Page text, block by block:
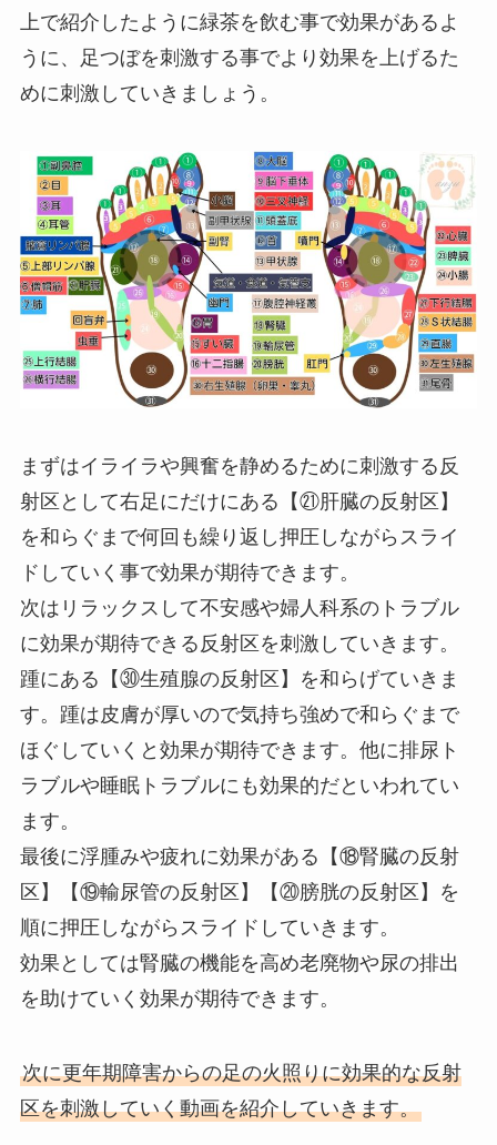
上で紹介したように緑茶を飲む事で効果があるよ
うに、足つぼを刺激する事でより効果を上げるた
めに刺激していきましょう。
まずはイライラや興奮を静めるために刺激する反
射区として右足にだけにある【㉑肝臓の反射区】
を和らぐまで何回も繰り返し押圧しながらスライ
ドしていく事で効果が期待できます。
次はリラックスして不安感や婦人科系のトラブル
に効果が期待できる反射区を刺激していきます。
踵にある【㉚生殖腺の反射区】を和らげていきま
す。踵は皮膚が厚いので気持ち強めで和らぐまで
ほぐしていくと効果が期待できます。他に排尿ト
ラブルや睡眠トラブルにも効果的だといわれてい
ます。
最後に浮腫みや疲れに効果がある【⑱腎臓の反射
区】【⑲輸尿管の反射区】【⑳膀胱の反射区】を
順に押圧しながらスライドしていきます。
効果としては腎臓の機能を高め老廃物や尿の排出
を助けていく効果が期待できます。
次に更年期障害からの足の火照りに効果的な反射
区を刺激していく動画を紹介していきます。